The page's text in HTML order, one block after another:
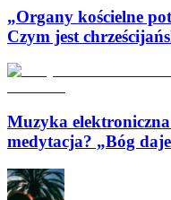
„Organy kościelne
Czym jest
Muzyka
medytacja? „Bóg